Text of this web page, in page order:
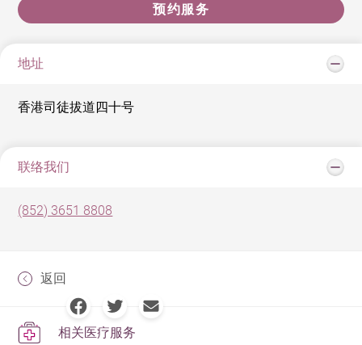
预约服务
地址
香港司徒拔道四十号
联络我们
(852) 3651 8808
返回
相关医疗服务